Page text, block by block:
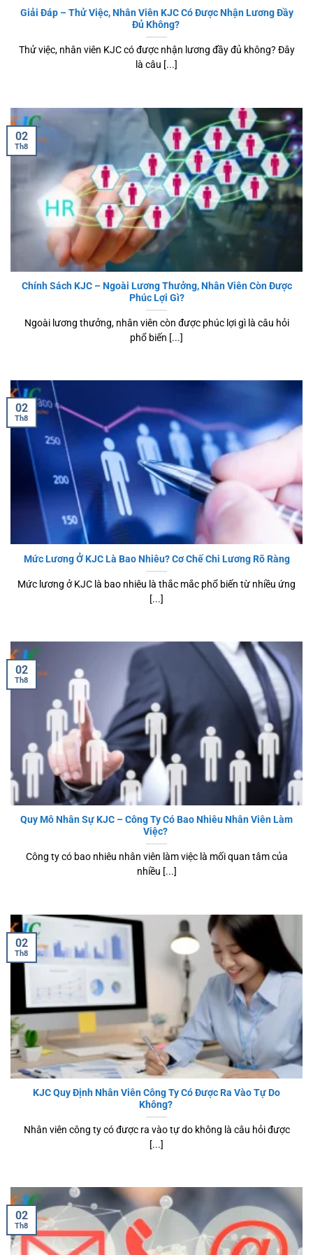
Giải Đáp – Thử Việc, Nhân Viên KJC Có Được Nhận Lương Đầy
Đủ Không?
Thử việc, nhân viên KJC có được nhận lương đầy đủ không? Đây
là câu [...]
Chính Sách KJC – Ngoài Lương Thưởng, Nhân Viên Còn Được
Phúc Lợi Gì?
Ngoài lương thưởng, nhân viên còn được phúc lợi gì là câu hỏi
phổ biến [...]
02
Th8
Mức Lương Ở KJC Là Bao Nhiêu? Cơ Chế Chi Lương Rõ Ràng
Mức lương ở KJC là bao nhiêu là thắc mắc phổ biến từ nhiều ứng
[...]
02
Th8
Quy Mô Nhân Sự KJC – Công Ty Có Bao Nhiêu Nhân Viên Làm
Việc?
Công ty có bao nhiêu nhân viên làm việc là mối quan tâm của
nhiều [...]
02
Th8
KJC Quy Định Nhân Viên Công Ty Có Được Ra Vào Tự Do
Không?
Nhân viên công ty có được ra vào tự do không là câu hỏi được
[...]
02
Th8
02
Th8